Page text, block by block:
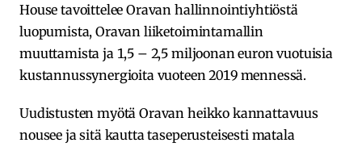
House tavoittelee Oravan hallinnointiyhtiöstä
luopumista, Oravan liiketoimintamallin
muuttamista ja 1,5 – 2,5 miljoonan euron vuotuisia
kustannussynergioita vuoteen 2019 mennessä.
Uudistusten myötä Oravan heikko kannattavuus
nousee ja sitä kautta taseperusteisesti matala